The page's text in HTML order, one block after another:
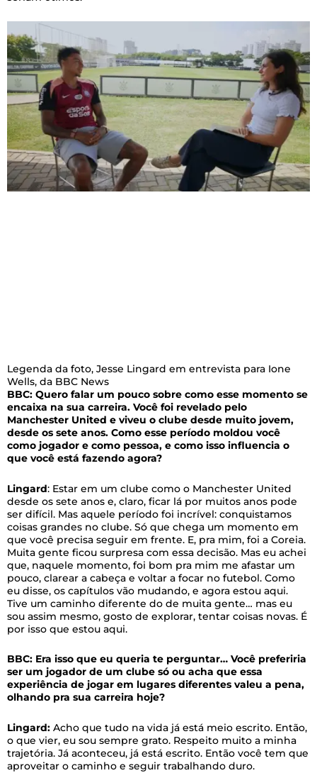
Legenda da foto, Jesse Lingard em entrevista para Ione
Wells, da BBC News
BBC: Quero falar um pouco sobre como esse momento se
encaixa na sua carreira. Você foi revelado pelo
Manchester United e viveu o clube desde muito jovem,
desde os sete anos. Como esse período moldou você
como jogador e como pessoa, e como isso influencia o
que você está fazendo agora?
Lingard: Estar em um clube como o Manchester United
desde os sete anos e, claro, ficar lá por muitos anos pode
ser difícil. Mas aquele período foi incrível: conquistamos
coisas grandes no clube. Só que chega um momento em
que você precisa seguir em frente. E, pra mim, foi a Coreia.
Muita gente ficou surpresa com essa decisão. Mas eu achei
que, naquele momento, foi bom pra mim me afastar um
pouco, clarear a cabeça e voltar a focar no futebol. Como
eu disse, os capítulos vão mudando, e agora estou aqui.
Tive um caminho diferente do de muita gente… mas eu
sou assim mesmo, gosto de explorar, tentar coisas novas. É
por isso que estou aqui.
BBC: Era isso que eu queria te perguntar… Você preferiria
ser um jogador de um clube só ou acha que essa
experiência de jogar em lugares diferentes valeu a pena,
olhando pra sua carreira hoje?
Lingard: Acho que tudo na vida já está meio escrito. Então,
o que vier, eu sou sempre grato. Respeito muito a minha
trajetória. Já aconteceu, já está escrito. Então você tem que
aproveitar o caminho e seguir trabalhando duro.